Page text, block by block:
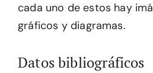
cada uno de estos hay
gráficos y diagramas.
Datos bibliográficos